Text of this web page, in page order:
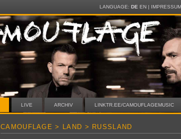
LANGUAGE: DE EN| IMPRESSUM
LIVE ARCHIV LINKTR.EE/CAMOUFLAGEMUSIC
CAMOUFLAGE > LAND > RUSSLAND